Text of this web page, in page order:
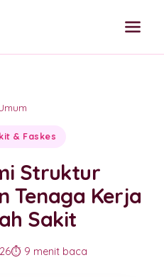
& Faskes
Struktur
Tenaga Kerja
Sakit
⏱️ 9 menit baca